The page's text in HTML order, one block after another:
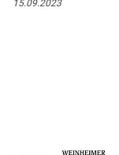
15.09.2023